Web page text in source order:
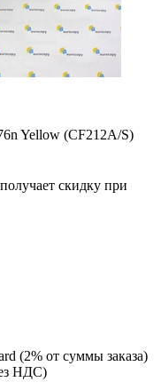
Yellow (CF212A/S)
получает скидку при
(2% от суммы заказа)
НДС)